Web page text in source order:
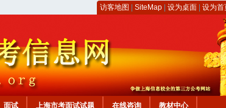
访客地图 SiteMap 设为桌面 设为首
面试 上海市考面试试题 在线咨询
教材中心